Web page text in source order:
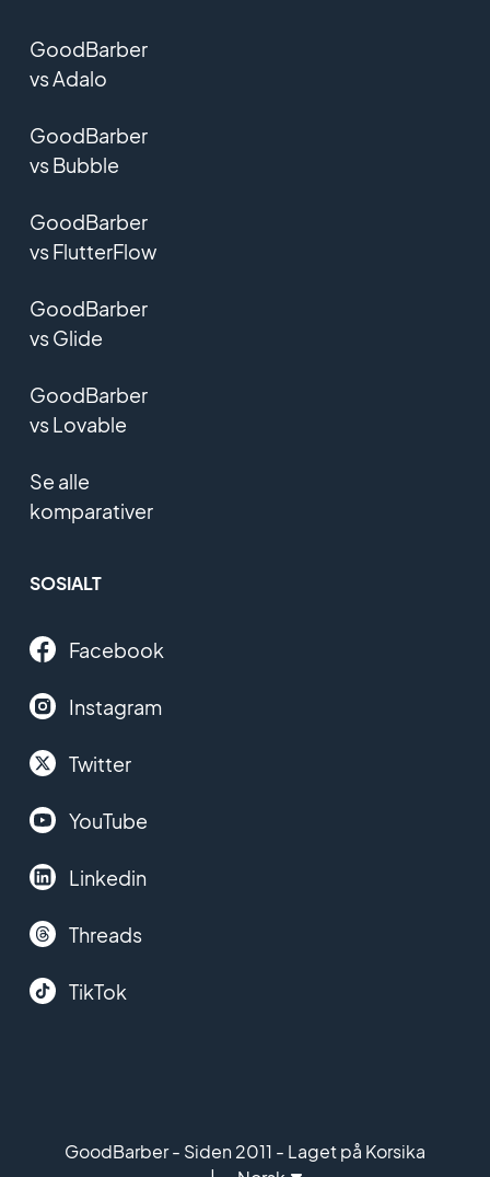
GoodBarber
vs Adalo
GoodBarber
vs Bubble
GoodBarber
vs FlutterFlow
GoodBarber
vs Glide
GoodBarber
vs Lovable
Se alle
komparativer
SOSIALT
Facebook
Instagram
Twitter
YouTube
Linkedin
Threads
TikTok
GoodBarber - Siden 2011 - Laget på Korsika